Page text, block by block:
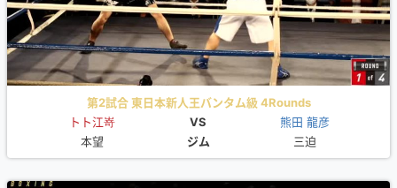
第2試合 東日本新人王バンタム級 4Rounds
トト江嵜
VS
熊田 龍彦
本望
ジム 三迫